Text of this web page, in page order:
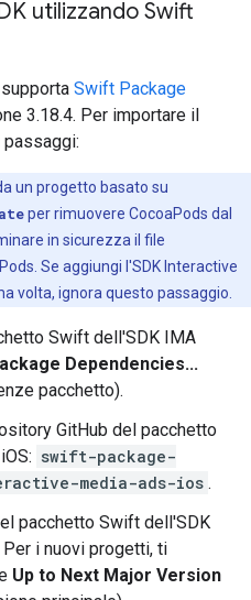
utilizzando Swift
Swift Package
3.18.4. Per importare il
un progetto basato su
per rimuovere CocoaPods dal
in sicurezza il file
Se aggiungi l'SDK Interactive
volta, ignora questo passaggio.
Swift dell'SDK IMA
Dependencies...
pacchetto).
GitHub del pacchetto
swift-package-
media-ads-ios .
pacchetto Swift dell'SDK
i nuovi progetti, ti
Up to Next Major Version